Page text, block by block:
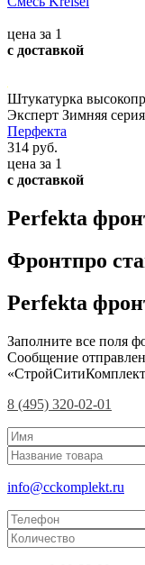
цена за 1
с доставкой
Штукатурка
Эксперт Зимняя серия
Перфекта
314 руб.
цена за 1
с доставкой
Perfekta
Фронтпро
Perfekta
Заполните все поля
Сообщение
8 (495) 320-02-01
info@cckomplekt.ru